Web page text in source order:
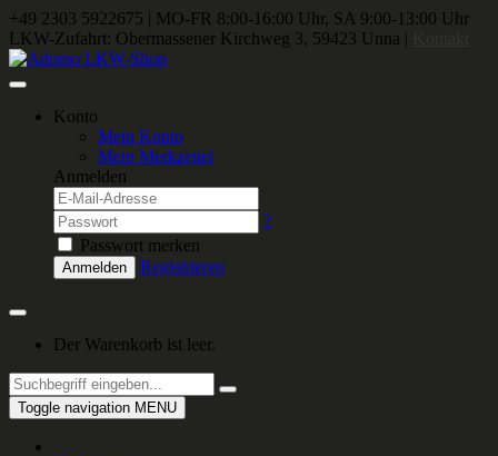
+49 2303 5922675 | MO-FR 8:00-16:00 Uhr, SA 9:00-13:00 Uhr
LKW-Zufahrt: Obermassener Kirchweg 3, 59423 Unna |
Konto
Mein Konto
Mein Merkzettel
Anmelden
?
Passwort merken
Anmelden Registrieren
Der Warenkorb ist leer.
Toggle navigation MENU